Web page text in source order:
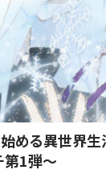
める異世界
第1弾～